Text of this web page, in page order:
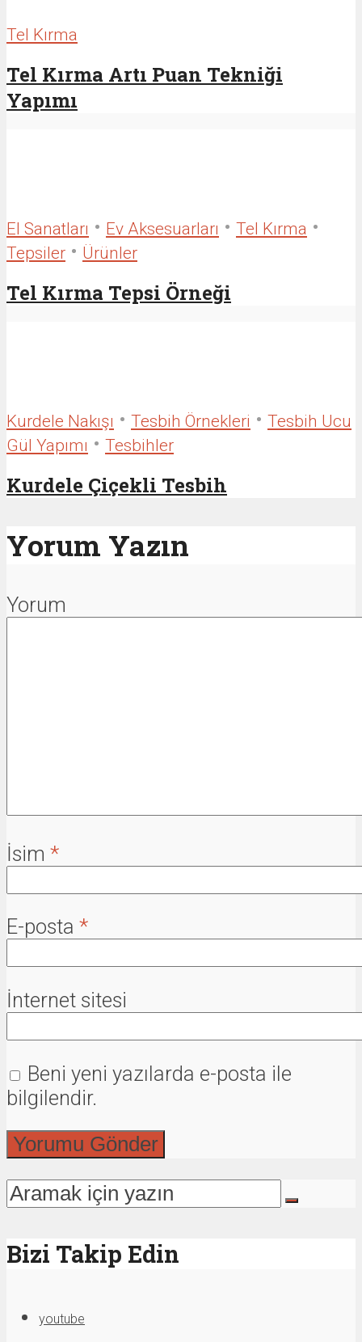
Tel Kırma
Tel Kırma Artı Puan Tekniği
Yapımı
El Sanatları • Ev Aksesuarları • Tel Kırma •
Tepsiler • Ürünler
Tel Kırma Tepsi Örneği
Kurdele Nakışı • Tesbih Örnekleri • Tesbih Ucu
Gül Yapımı • Tesbihler
Kurdele Çiçekli Tesbih
Yorum Yazın
Yorum
İsim *
E-posta *
İnternet sitesi
Beni yeni yazılarda e-posta ile
bilgilendir.
Bizi Takip Edin
youtube